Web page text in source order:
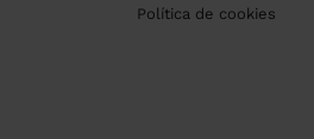
Política de cookies